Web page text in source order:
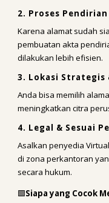
2. Proses
Karena alamat sudah
pembuatan akta
dilakukan lebih efisien.
3. Lokasi Strategis
Anda bisa memilih
meningkatkan citra
4. Legal & Sesuai
Asalkan penyedia
di zona perkantoran
secara hukum.
🟩Siapa yang Cocok